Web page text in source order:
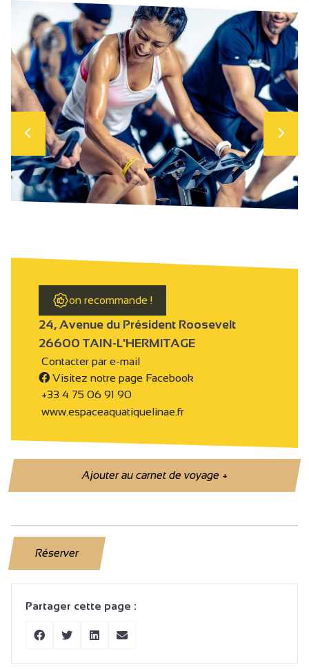
on recommande !
24, Avenue du Président Roosevelt
26600 TAIN-L'HERMITAGE
Contacter par e-mail
Visitez notre page Facebook
+33 4 75 06 91 90
www.espaceaquatiquelinae.fr
Ajouter au carnet de voyage+
Réserver
Partager cette page :